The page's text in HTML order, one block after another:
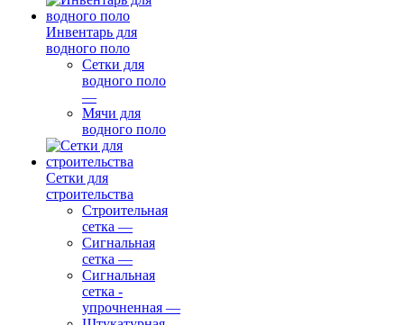
Инвентарь для
водного поло
Сетки для
водного поло
—
Мячи для
водного поло
Сетки для
строительства
Строительная
сетка —
Сигнальная
сетка —
Сигнальная
сетка -
упрочненная —